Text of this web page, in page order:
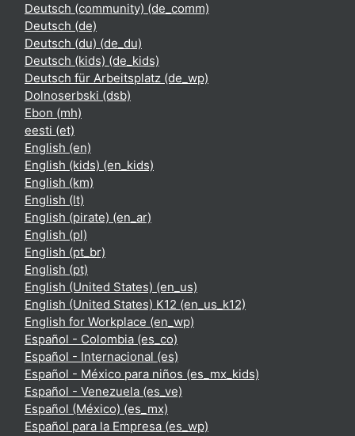
Deutsch (community) ‎(de_comm)‎
Deutsch ‎(de)‎
Deutsch (du) ‎(de_du)‎
Deutsch (kids) ‎(de_kids)‎
Deutsch für Arbeitsplatz ‎(de_wp)‎
Dolnoserbski ‎(dsb)‎
Ebon ‎(mh)‎
eesti ‎(et)‎
English ‎(en)‎
English (kids) ‎(en_kids)‎
English ‎(km)‎
English ‎(lt)‎
English (pirate) ‎(en_ar)‎
English ‎(pl)‎
English ‎(pt_br)‎
English ‎(pt)‎
English (United States) ‎(en_us)‎
English (United States) K12 ‎(en_us_k12)‎
English for Workplace ‎(en_wp)‎
Español - Colombia ‎(es_co)‎
Español - Internacional ‎(es)‎
Español - México para niños ‎(es_mx_kids)‎
Español - Venezuela ‎(es_ve)‎
Español (México) ‎(es_mx)‎
Español para la Empresa ‎(es_wp)‎